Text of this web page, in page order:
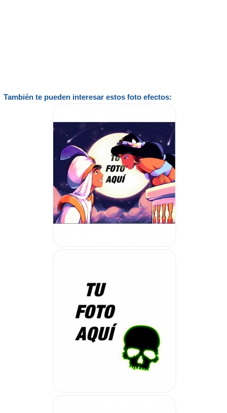
También te pueden interesar estos foto efectos: